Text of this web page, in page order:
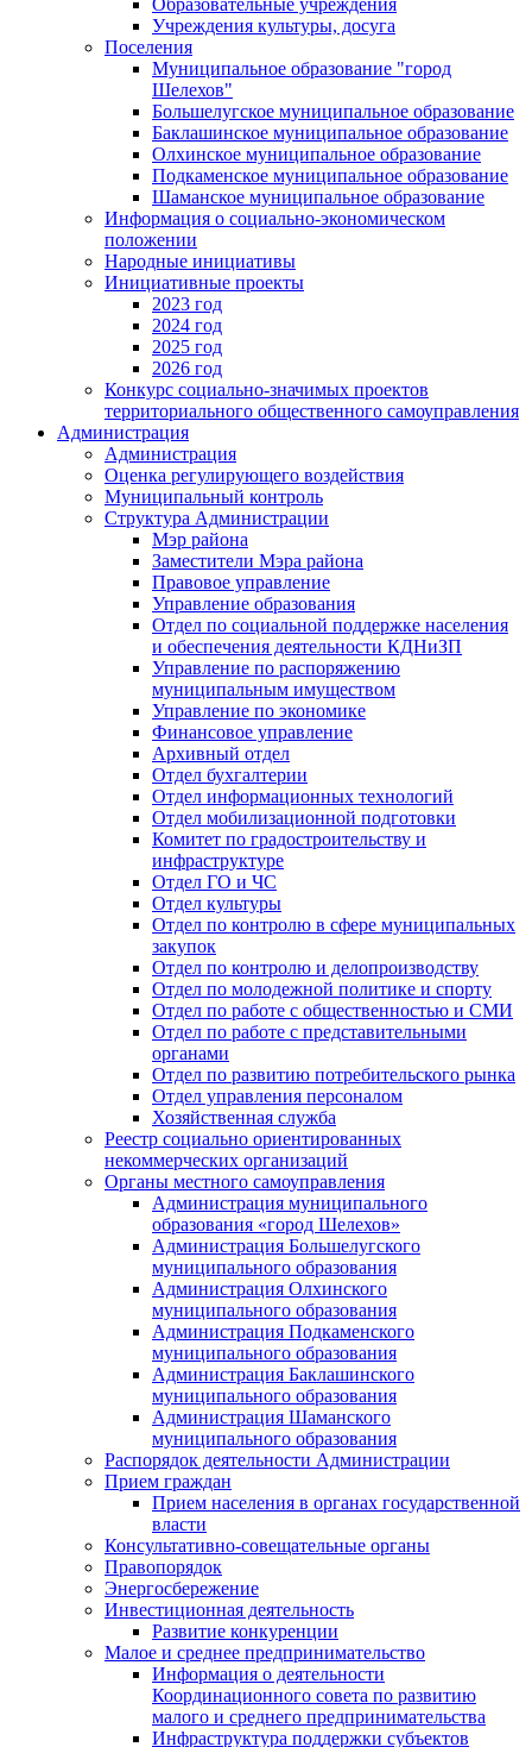
Учреждения культуры, досуга
Поселения
Муниципальное образование "город
Шелехов"
Большелугское муниципальное образование
Баклашинское муниципальное образование
Олхинское муниципальное образование
Подкаменское муниципальное образование
Шаманское муниципальное образование
Информация о социально-экономическом
положении
Народные инициативы
Инициативные проекты
2023 год
2024 год
2025 год
2026 год
Конкурс социально-значимых проектов
территориального общественного самоуправления
Администрация
Администрация
Оценка регулирующего воздействия
Муниципальный контроль
Структура Администрации
Мэр района
Заместители Мэра района
Правовое управление
Управление образования
Отдел по социальной поддержке населения
и обеспечения деятельности КДНиЗП
Управление по распоряжению
муниципальным имуществом
Управление по экономике
Финансовое управление
Архивный отдел
Отдел бухгалтерии
Отдел информационных технологий
Отдел мобилизационной подготовки
Комитет по градостроительству и
инфраструктуре
Отдел ГО и ЧС
Отдел культуры
Отдел по контролю в сфере муниципальных
закупок
Отдел по контролю и делопроизводству
Отдел по молодежной политике и спорту
Отдел по работе с общественностью и СМИ
Отдел по работе с представительными
органами
Отдел по развитию потребительского рынка
Отдел управления персоналом
Хозяйственная служба
Реестр социально ориентированных
некоммерческих организаций
Органы местного самоуправления
Администрация муниципального
образования «город Шелехов»
Администрация Большелугского
муниципального образования
Администрация Олхинского
муниципального образования
Администрация Подкаменского
муниципального образования
Администрация Баклашинского
муниципального образования
Администрация Шаманского
муниципального образования
Распорядок деятельности Администрации
Прием граждан
Прием населения в органах государственной
власти
Консультативно-совещательные органы
Правопорядок
Энергосбережение
Инвестиционная деятельность
Развитие конкуренции
Малое и среднее предпринимательство
Информация о деятельности
Координационного совета по развитию
малого и среднего предпринимательства
Инфраструктура поддержки субъектов